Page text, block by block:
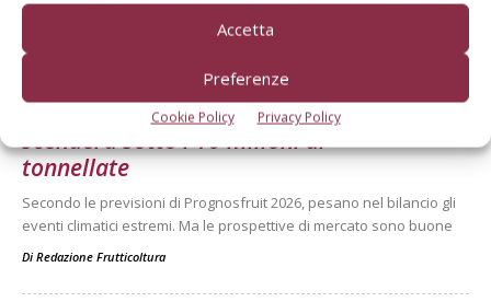
Accetta
Preferenze
Cookie Policy Privacy Policy
Dalla stessa categoria
Mele, la produzione europea
scenderà sotto i 10 milioni di
tonnellate
Secondo le previsioni di Prognosfruit 2026, pesano nel bilancio gli
eventi climatici estremi. Ma le prospettive di mercato sono buone
Di Redazione Frutticoltura